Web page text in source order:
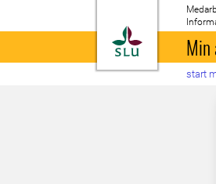
Till Min
start